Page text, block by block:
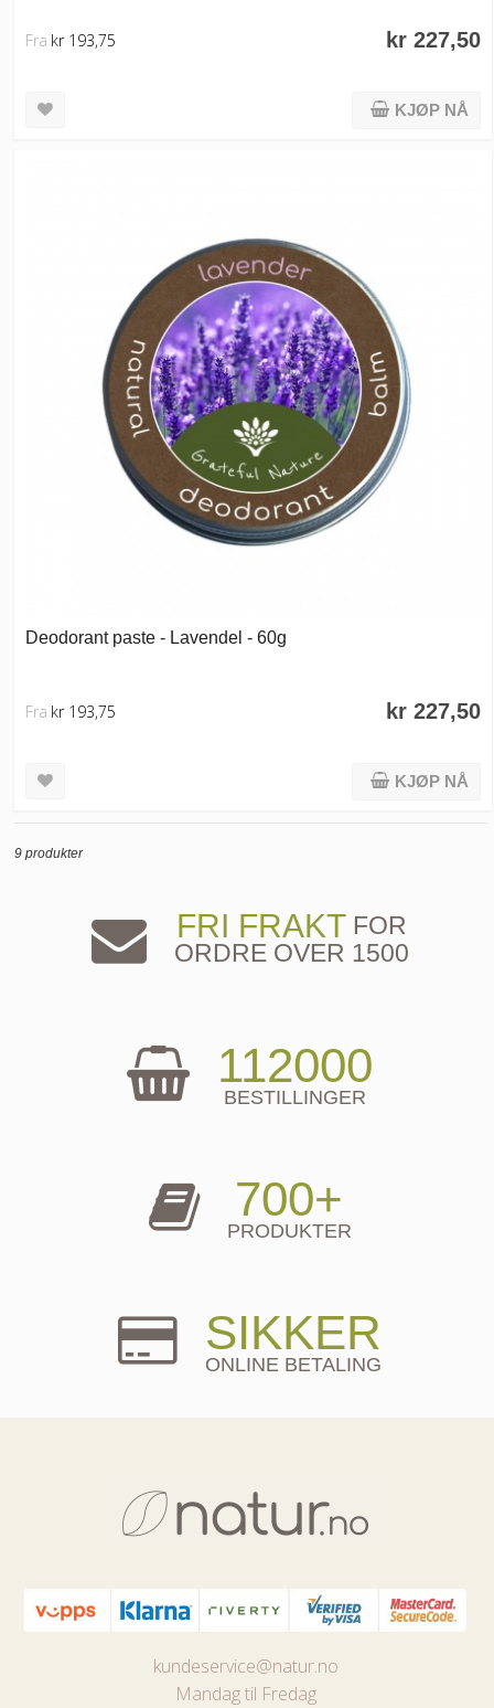
kr 227,50
Fra kr 193,75
KJØP NÅ
Deodorant paste - Lavendel - 60g
kr 227,50
Fra kr 193,75
KJØP NÅ
9 produkter
FRI FRAKTFOR
ORDRE OVER 1500
112000
BESTILLINGER
700+
PRODUKTER
SIKKER
ONLINE BETALING
kundeservice@natur.no
Mandag til Fredag